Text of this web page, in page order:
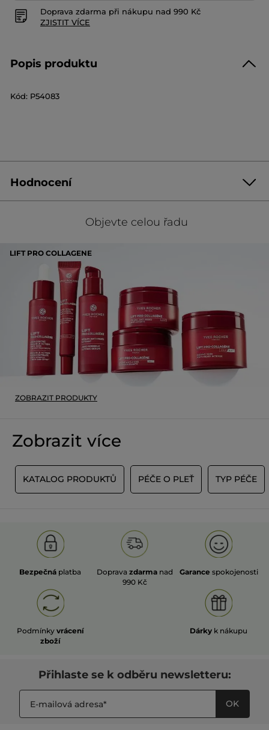
Doprava zdarma při nákupu nad 990 Kč
ZJISTIT VÍCE
Popis produktu
Kód: P54083
Hodnocení
hodnocení PŘIDAT HODNOCENÍ
Objevte celou řadu
LIFT PRO COLLAGENE
ZOBRAZIT PRODUKTY
Zobrazit více
KATALOG PRODUKTŮ PÉČE O PLEŤ TYP PÉČE
Bezpečná platba Doprava zdarma nad
990 Kč
Garance spokojenosti
Podmínky vrácení
zboží
Dárky k nákupu
Přihlaste se k odběru newsletteru:
OK